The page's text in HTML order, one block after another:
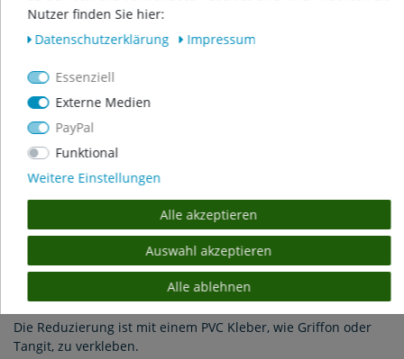
Beschreibung
Weitere Details
Produktsicherheit
PVC Reduzierring / Reduktionsring von Ø 75 auf 50 mm.
Zur Verjüngung des Rohrdurchmessers von Ablauf- und
Zugangsleitungen, von PVC-Fittingen wie Kugelhähne,
Die Reduzierung ist mit einem PVC Kleber, wie Griffon oder
Tangit, zu verkleben.
Nutzer finden Sie hier:
Daten­schutz­erklärung
Impressum
Essenziell
Externe Medien
PayPal
Funktional
Weitere Einstellungen
Alle akzeptieren
Auswahl akzeptieren
Alle ablehnen